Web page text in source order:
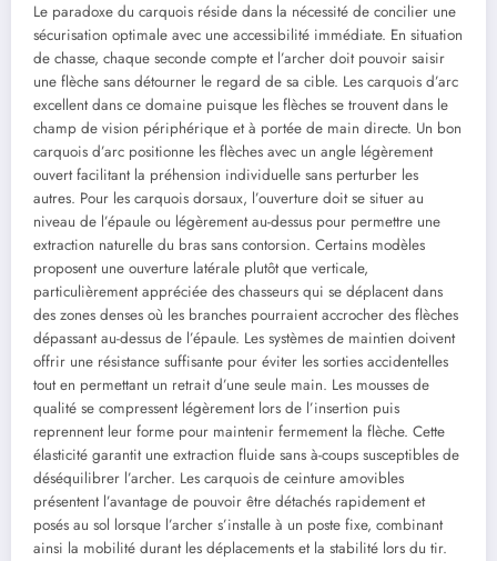
Le paradoxe du carquois réside dans la nécessité de concilier une
sécurisation optimale avec une accessibilité immédiate. En situation
de chasse, chaque seconde compte et l’archer doit pouvoir saisir
une flèche sans détourner le regard de sa cible. Les carquois d’arc
excellent dans ce domaine puisque les flèches se trouvent dans le
champ de vision périphérique et à portée de main directe. Un bon
carquois d’arc positionne les flèches avec un angle légèrement
ouvert facilitant la préhension individuelle sans perturber les
autres. Pour les carquois dorsaux, l’ouverture doit se situer au
niveau de l’épaule ou légèrement au-dessus pour permettre une
extraction naturelle du bras sans contorsion. Certains modèles
proposent une ouverture latérale plutôt que verticale,
particulièrement appréciée des chasseurs qui se déplacent dans
des zones denses où les branches pourraient accrocher des flèches
dépassant au-dessus de l’épaule. Les systèmes de maintien doivent
offrir une résistance suffisante pour éviter les sorties accidentelles
tout en permettant un retrait d’une seule main. Les mousses de
qualité se compressent légèrement lors de l’insertion puis
reprennent leur forme pour maintenir fermement la flèche. Cette
élasticité garantit une extraction fluide sans à-coups susceptibles de
déséquilibrer l’archer. Les carquois de ceinture amovibles
présentent l’avantage de pouvoir être détachés rapidement et
posés au sol lorsque l’archer s’installe à un poste fixe, combinant
ainsi la mobilité durant les déplacements et la stabilité lors du tir.